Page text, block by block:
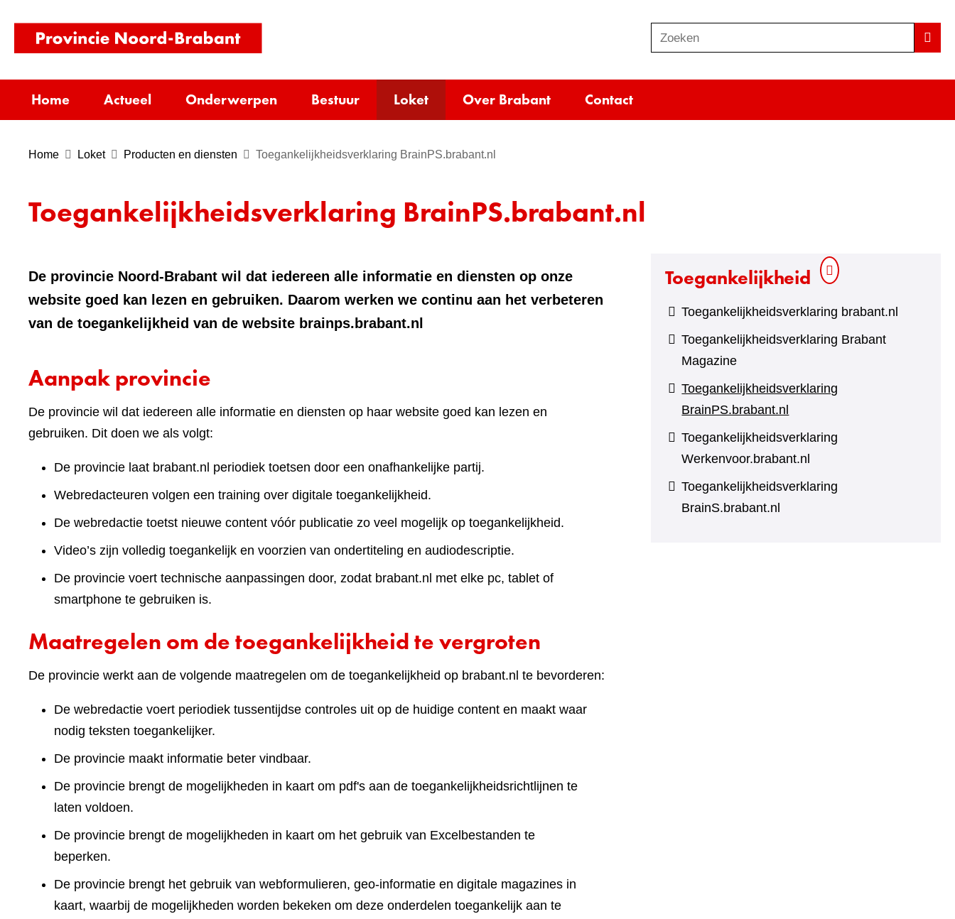
inhoud
homepage)
o
e
e
Zoeken
Home Actueel Onderwerpen Bestuur Loket Over Brabant Contact
Home Loket Producten en diensten Toegankelijkheidsverklaring BrainPS.brabant.nl
Toegankelijkheidsverklaring BrainPS.brabant.nl
De provincie Noord-Brabant wil dat iedereen alle informatie en diensten op onze
website goed kan lezen en gebruiken. Daarom werken we continu aan het verbeteren
van de toegankelijkheid van de website brainps.brabant.nl
Aanpak provincie
De provincie wil dat iedereen alle informatie en diensten op haar website goed kan lezen en
gebruiken. Dit doen we als volgt:
De provincie laat brabant.nl periodiek toetsen door een onafhankelijke partij.
Webredacteuren volgen een training over digitale toegankelijkheid.
De webredactie toetst nieuwe content vóór publicatie zo veel mogelijk op toegankelijkheid.
Video’s zijn volledig toegankelijk en voorzien van ondertiteling en audiodescriptie.
De provincie voert technische aanpassingen door, zodat brabant.nl met elke pc, tablet of
smartphone te gebruiken is.
Maatregelen om de toegankelijkheid te vergroten
De provincie werkt aan de volgende maatregelen om de toegankelijkheid op brabant.nl te bevorderen:
De webredactie voert periodiek tussentijdse controles uit op de huidige content en maakt waar
nodig teksten toegankelijker.
De provincie maakt informatie beter vindbaar.
De provincie brengt de mogelijkheden in kaart om pdf's aan de toegankelijkheidsrichtlijnen te
laten voldoen.
De provincie brengt de mogelijkheden in kaart om het gebruik van Excelbestanden te
beperken.
De provincie brengt het gebruik van webformulieren, geo-informatie en digitale magazines in
kaart, waarbij de mogelijkheden worden bekeken om deze onderdelen toegankelijk aan te
Toegankelijkheid
Toegankelijkheidsverklaring brabant.nl
Toegankelijkheidsverklaring Brabant
Magazine
Toegankelijkheidsverklaring
BrainPS.brabant.nl
Toegankelijkheidsverklaring
Werkenvoor.brabant.nl
Toegankelijkheidsverklaring
BrainS.brabant.nl